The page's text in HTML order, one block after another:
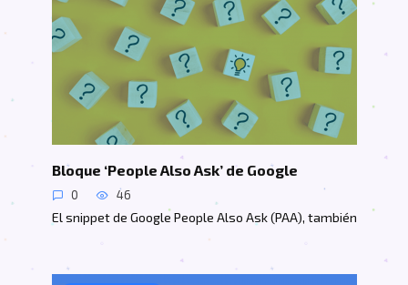
Bloque ‘People Also Ask’ de Google
0 46
El snippet de Google People Also Ask (PAA), también